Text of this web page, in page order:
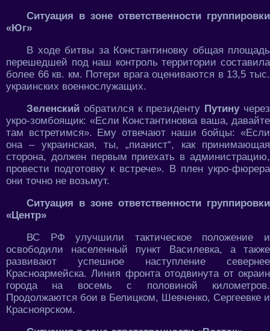
Ситуация в зоне ответственности группировки
«Юг»
В ходе битвы за Константиновку общая площадь
перешедшей под наш контроль территории составила
более 66 кв. км. Потери врага оцениваются в 13,5 тыс.
украинских военнослужащих.
Зеленский обратился к президенту Путинучерез
укро-зомбоящик: «Если Константиновка ваша, давайте
там встретимся». Ему отвечают наши бойцы: «Если
она – украинская, ты, „пианист“, как принимающая
сторона, должен первым приехать в администрацию,
провести подготовку к встрече». В плен укро-фюрера
они точно не возьмут.
Ситуация в зоне ответственности группировки
«Центр»
ВС РФ улучшили тактическое положение и
освободили населенный пункт Василевка, а также
развивают успешное наступление севернее
Красноармейска. Линия фронта отодвинута от окраин
города на восемь с половиной километров.
Продолжаются бои в Белицком, Шевченко, Сергеевке и
Красноярском.